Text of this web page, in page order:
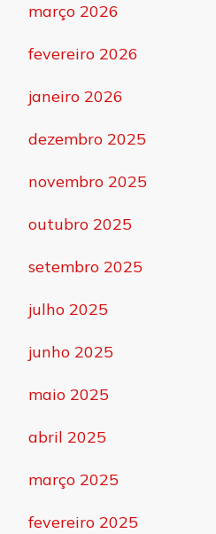
março 2026
fevereiro 2026
janeiro 2026
dezembro 2025
novembro 2025
outubro 2025
setembro 2025
julho 2025
junho 2025
maio 2025
abril 2025
março 2025
fevereiro 2025